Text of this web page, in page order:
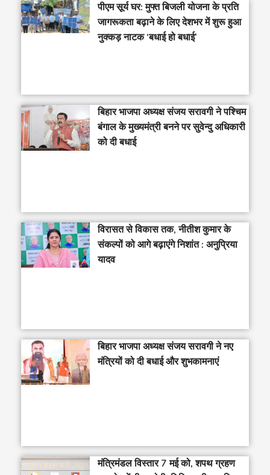
पीएम सूर्य घर: मुफ्त बिजली योजना के प्रति
जागरूकता बढ़ाने के लिए देशभर में शुरू हुआ
नुक्कड़ नाटक ‘बधाई हो बधाई’
‎बिहार भाजपा अध्यक्ष संजय सरावगी ने पश्चिम
बंगाल के मुख्यमंत्री बनने पर सुवेन्दु अधिकारी
को दी बधाई
विरासत से विकास तक, नीतीश कुमार के
संकल्पों को आगे बढ़ाएंगे निशांत : अनुप्रिया
यादव
बिहार भाजपा अध्यक्ष संजय सरावगी ने नए
मंत्रियों को दी बधाई और शुभकामनाएं
मंत्रिमंडल विस्तार 7 मई को, शपथ ग्रहण